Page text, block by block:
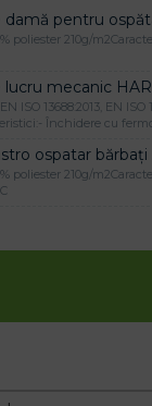
damă pentru
poliester 210g/
lucru mecanic
ISO 13688:2013, EN
Închidere cu
ospatar bărbați
poliester 210g/